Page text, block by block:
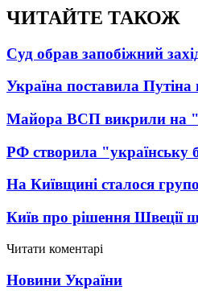
ЧИТАЙТЕ ТАКОЖ
Суд обрав запобіжний
Україна поставила
Майора ВСП викрили на
РФ створила "українську
На Київщині сталося
Київ про рішення Швеції
Читати коментарі
Новини України